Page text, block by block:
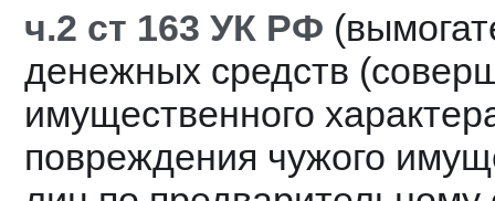
ч.2 ст 163 УК РФ
денежных средств
имущественного
повреждения чужого